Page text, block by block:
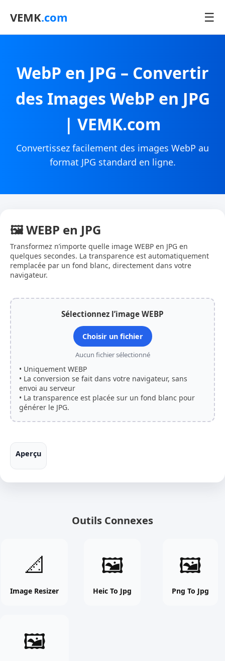
VEMK.com ☰
WebP en JPG – Convertir
des Images WebP en JPG
| VEMK.com
Convertissez facilement des images WebP au
format JPG standard en ligne.
🖼 WEBP en JPG
Transformez n’importe quelle image WEBP en JPG en
quelques secondes. La transparence est automatiquement
remplacée par un fond blanc, directement dans votre
navigateur.
Sélectionnez l’image WEBP
Choisir un fichier
Aucun fichier sélectionné
• Uniquement WEBP
• La conversion se fait dans votre navigateur, sans
envoi au serveur
• La transparence est placée sur un fond blanc pour
générer le JPG.
Aperçu
Outils Connexes
📐
Image Resizer
Image
Resizer
free
🖼
Heic To Jpg
To
online
🖼
Png To Jpg
To
online
🖼
To